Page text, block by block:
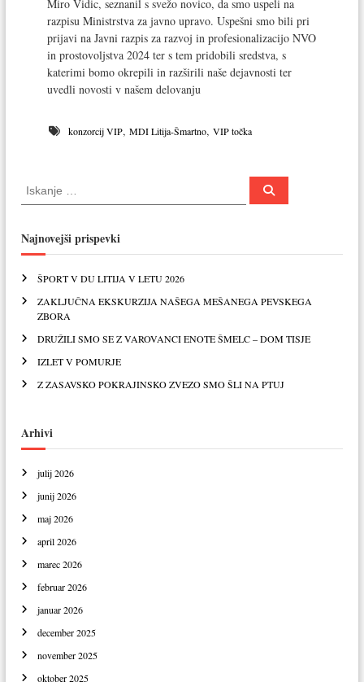
i
j
a
Miro Vidic, seznanil s svežo novico, da smo uspeli na
razpisu Ministrstva za javno upravo. Uspešni smo bili pri
prijavi na Javni razpis za razvoj in profesionalizacijo NVO
in prostovoljstva 2024 ter s tem pridobili sredstva, s
katerimi bomo okrepili in razširili naše dejavnosti ter
uvedli novosti v našem delovanju
konzorcij VIP,MDI Litija-Šmartno,VIP točka
P
o
š
č
:
P
Najnovejši prispevki
ŠPORT V DU LITIJA V LETU 2026
ZAKLJUČNA EKSKURZIJA NAŠEGA MEŠANEGA PEVSKEGA
ZBORA
DRUŽILI SMO SE Z VAROVANCI ENOTE ŠMELC – DOM TISJE
IZLET V POMURJE
Z ZASAVSKO POKRAJINSKO ZVEZO SMO ŠLI NA PTUJ
Arhivi
julij 2026
junij 2026
maj 2026
april 2026
marec 2026
februar 2026
januar 2026
december 2025
november 2025
oktober 2025